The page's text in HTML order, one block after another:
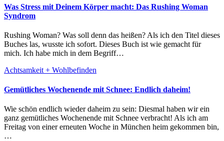
Was Stress mit Deinem Körper macht: Das Rushing Woman
Syndrom
Rushing Woman? Was soll denn das heißen? Als ich den Titel dieses
Buches las, wusste ich sofort. Dieses Buch ist wie gemacht für
mich. Ich habe mich in dem Begriff…
Achtsamkeit + Wohlbefinden
Gemütliches Wochenende mit Schnee: Endlich daheim!
Wie schön endlich wieder daheim zu sein: Diesmal haben wir ein
ganz gemütliches Wochenende mit Schnee verbracht! Als ich am
Freitag von einer erneuten Woche in München heim gekommen bin,
…